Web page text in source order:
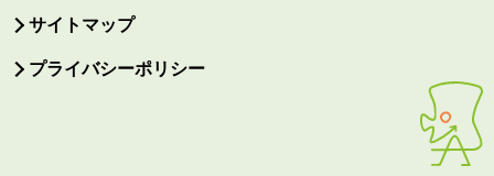
サイトマップ
プライバシーポリシー